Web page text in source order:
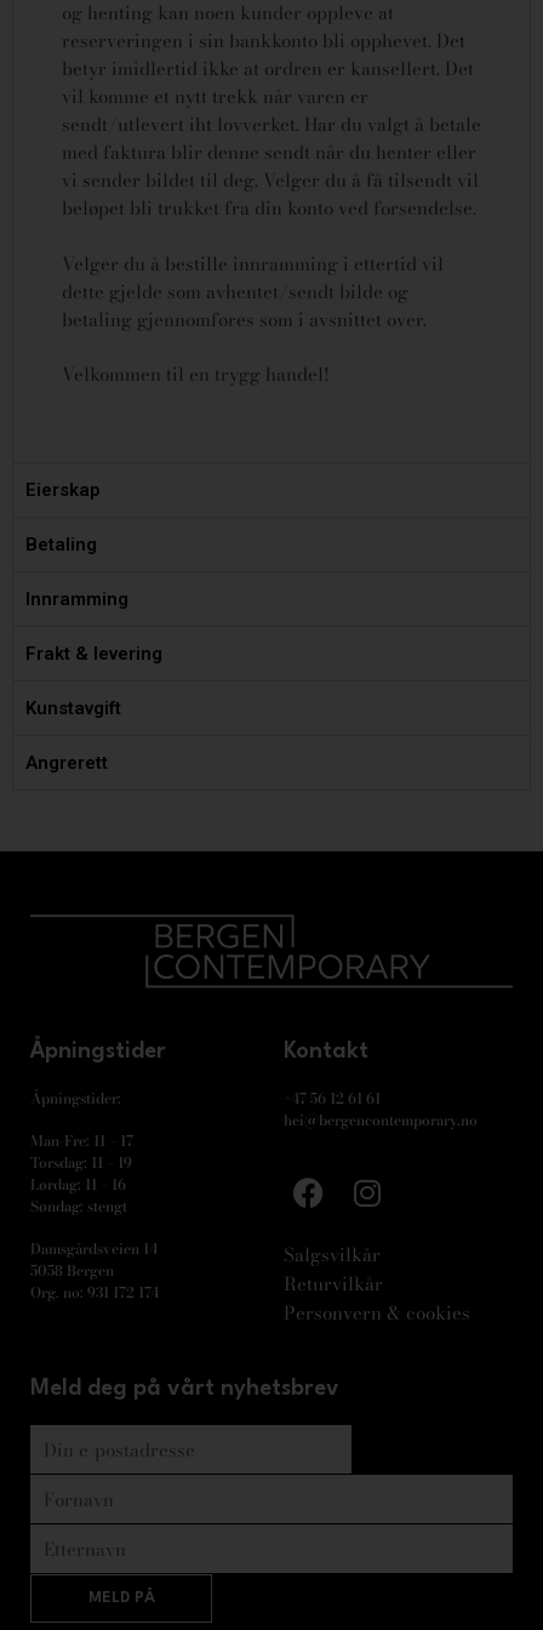
og henting kan noen kunder oppleve at
reserveringen i sin bankkonto bli opphevet. Det
betyr imidlertid ikke at ordren er kansellert. Det
vil komme et nytt trekk når varen er
sendt/utlevert iht lovverket. Har du valgt å betale
med faktura blir denne sendt når du henter eller
vi sender bildet til deg. Velger du å få tilsendt vil
beløpet bli trukket fra din konto ved forsendelse.
Velger du å bestille innramming i ettertid vil
dette gjelde som avhentet/sendt bilde og
betaling gjennomføres som i avsnittet over.
Velkommen til en trygg handel!
Eierskap
Betaling
Innramming
Frakt & levering
Kunstavgift
Angrerett
Åpningstider
Åpningstider:
Man-Fre: 11 – 17
Torsdag: 11 – 19
Lørdag: 11 – 16
Søndag: stengt
Damsgårdsveien 14
5058 Bergen
Org. no: 931 172 174
Kontakt
+47 56 12 61 61
hei@bergencontemporary.no
Salgsvilkår
Returvilkår
Personvern & cookies
Meld deg på vårt nyhetsbrev
MELD PÅ